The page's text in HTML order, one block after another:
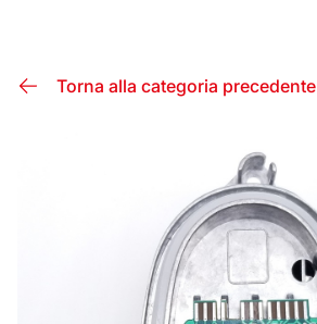
Torna alla categoria precedente